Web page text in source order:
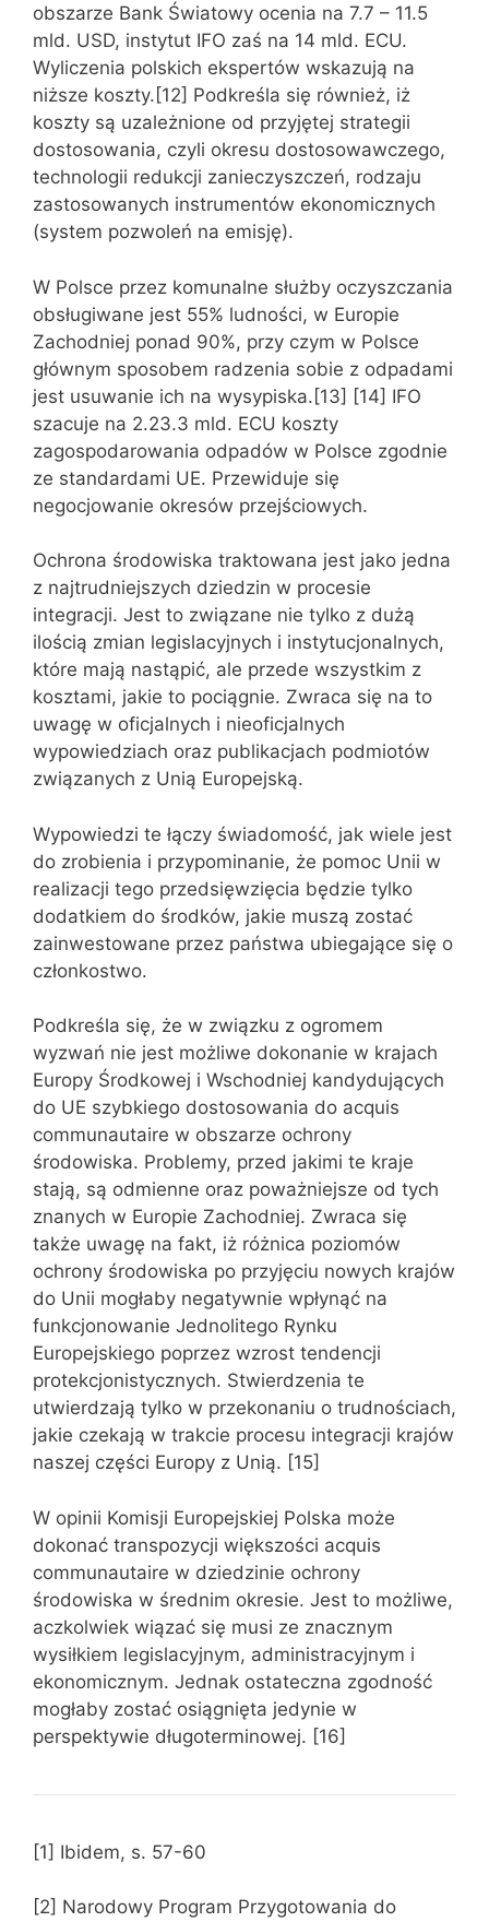
obszarze Bank Światowy ocenia na 7.7 – 11.5
mld. USD, instytut IFO zaś na 14 mld. ECU.
Wyliczenia polskich ekspertów wskazują na
niższe koszty.[12] Podkreśla się również, iż
koszty są uzależnione od przyjętej strategii
dostosowania, czyli okresu dostosowawczego,
technologii redukcji zanieczyszczeń, rodzaju
zastosowanych instrumentów ekonomicznych
(system pozwoleń na emisję).
W Polsce przez komunalne służby oczyszczania
obsługiwane jest 55% ludności, w Europie
Zachodniej ponad 90%, przy czym w Polsce
głównym sposobem radzenia sobie z odpadami
jest usuwanie ich na wysypiska.[13] [14] IFO
szacuje na 2.2­3.3 mld. ECU koszty
zagospodarowania odpadów w Polsce zgodnie
ze standardami UE. Przewiduje się
negocjowanie okresów przejściowych.
Ochrona środowiska traktowana jest jako jedna
z najtrudniejszych dziedzin w procesie
integracji. Jest to związane nie tylko z dużą
ilością zmian legislacyjnych i instytucjonalnych,
które mają nastąpić, ale przede wszystkim z
kosztami, jakie to pociągnie. Zwraca się na to
uwagę w oficjalnych i nieoficjalnych
wypowiedziach oraz publikacjach podmiotów
związanych z Unią Europejską.
Wypowiedzi te łączy świadomość, jak wiele jest
do zrobienia i przypominanie, że pomoc Unii w
realizacji tego przedsięwzięcia będzie tylko
dodatkiem do środków, jakie muszą zostać
zainwestowane przez państwa ubiegające się o
członkostwo.
Podkreśla się, że w związku z ogromem
wyzwań nie jest możliwe dokonanie w krajach
Europy Środkowej i Wschodniej kandydujących
do UE szybkiego dostosowania do acquis
communautaire w obszarze ochrony
środowiska. Problemy, przed jakimi te kraje
stają, są odmienne oraz poważniejsze od tych
znanych w Europie Zachodniej. Zwraca się
także uwagę na fakt, iż różnica poziomów
ochrony środowiska po przyjęciu nowych krajów
do Unii mogłaby negatywnie wpłynąć na
funkcjonowanie Jednolitego Rynku
Europejskiego poprzez wzrost tendencji
protekcjonistycznych. Stwierdzenia te
utwierdzają tylko w przekonaniu o trudnościach,
jakie czekają w trakcie procesu integracji krajów
naszej części Europy z Unią. [15]
W opinii Komisji Europejskiej Polska może
dokonać transpozycji większości acquis
communautaire w dziedzinie ochrony
środowiska w średnim okresie. Jest to możliwe,
aczkolwiek wiązać się musi ze znacznym
wysiłkiem legislacyjnym, administracyjnym i
ekonomicznym. Jednak ostateczna zgodność
mogłaby zostać osiągnięta jedynie w
perspektywie długoterminowej. [16]
[1] Ibidem, s. 57-60
[2] Narodowy Program Przygotowania do